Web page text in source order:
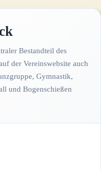
Bestandteil des
der Vereinswebsite auch
Gymnastik,
und Bogenschießen